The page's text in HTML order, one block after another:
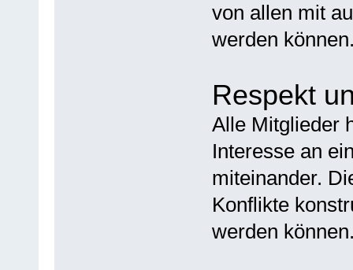
von allen mit
werden
Respekt
Alle Mitglieder
Interesse an
miteinander.
Konflikte
werden